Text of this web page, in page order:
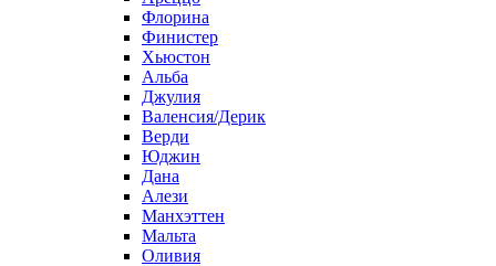
Флорина
Финистер
Хьюстон
Альба
Джулия
Валенсия/Дерик
Верди
Юджин
Дана
Алези
Манхэттен
Мальта
Оливия